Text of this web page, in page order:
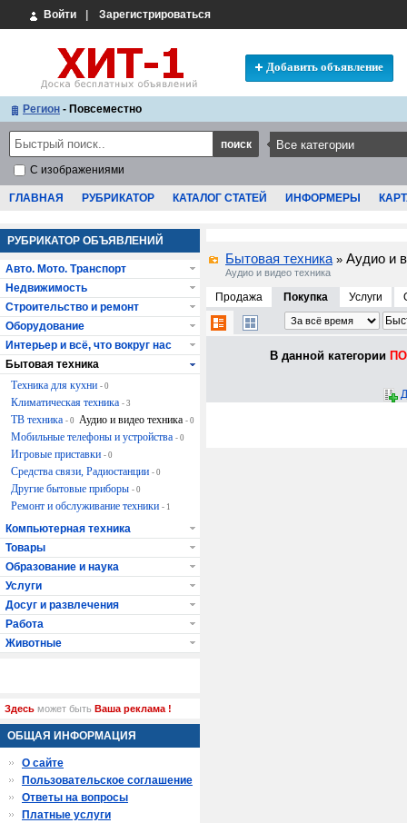
Войти Зарегистрироваться
Добавить объявление
Регион - Повсеместно
С изображениями
ГЛАВНАЯ РУБРИКАТОР КАТАЛОГ СТАТЕЙ ИНФОРМЕРЫ
Бытовая техника » Аудио и
Аудио и видео техника
Продажа Покупка Услуги
В данной категории
РУБРИКАТОР ОБЪЯВЛЕНИЙ
Авто. Мото. Транспорт
Недвижимость
Строительство и ремонт
Оборудование
Интерьер и всё, что вокруг нас
Бытовая техника
Техника для кухни - 0
Климатическая техника - 3
ТВ техника - 0 Аудио и видео техника - 0
Мобильные телефоны и устройства - 0
Игровые приставки - 0
Средства связи, Радиостанции - 0
Другие бытовые приборы - 0
Ремонт и обслуживание техники - 1
Компьютерная техника
Товары
Образование и наука
Услуги
Досуг и развлечения
Работа
Животные
Здесь может быть Ваша реклама !
ОБЩАЯ ИНФОРМАЦИЯ
О сайте
Пользовательское соглашение
Ответы на вопросы
Платные услуги